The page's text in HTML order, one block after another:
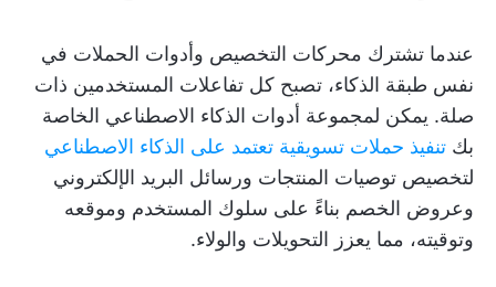
عندما تشترك محركات التخصيص وأدوات الحملات في
نفس طبقة الذكاء، تصبح كل تفاعلات المستخدمين ذات
صلة. يمكن لمجموعة أدوات الذكاء الاصطناعي الخاصة
بك تنفيذ حملات تسويقية تعتمد على الذكاء الاصطناعي
لتخصيص توصيات المنتجات ورسائل البريد الإلكتروني
وعروض الخصم بناءً على سلوك المستخدم وموقعه
وتوقيته، مما يعزز التحويلات والولاء.